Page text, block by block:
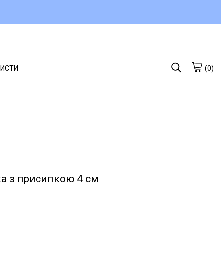
(0)
з присипкою 4 см